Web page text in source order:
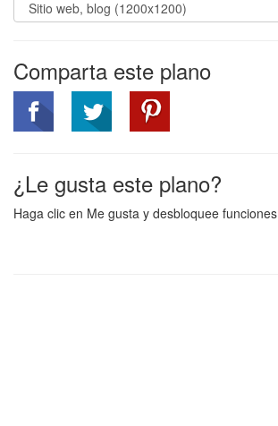
Comparta este plano
¿Le gusta este plano?
Haga clic en Me gusta y desbloquee funciones